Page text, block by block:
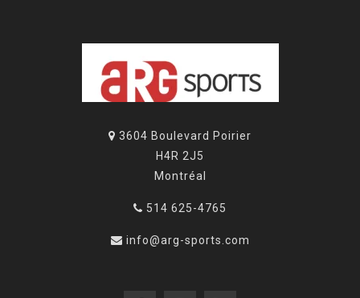
3604 Boulevard Poirier
H4R 2J5
Montréal
514 625-4765
info@arg-sports.com